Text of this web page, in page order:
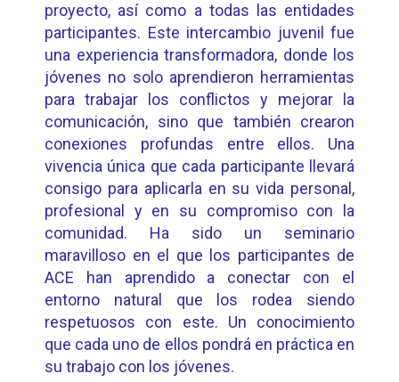
proyecto, así como a todas las entidades
participantes. Este intercambio juvenil fue
una experiencia transformadora, donde los
jóvenes no solo aprendieron herramientas
para trabajar los conflictos y mejorar la
comunicación, sino que también crearon
conexiones profundas entre ellos. Una
vivencia única que cada participante llevará
consigo para aplicarla en su vida personal,
profesional y en su compromiso con la
comunidad. Ha sido un seminario
maravilloso en el que los participantes de
ACE han aprendido a conectar con el
entorno natural que los rodea siendo
respetuosos con este. Un conocimiento
que cada uno de ellos pondrá en práctica en
su trabajo con los jóvenes.